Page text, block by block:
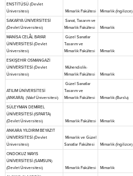
ENSTİTÜSÜ (Devlet
Üniversitesi)
Mimarlık Fakültesi Mimarlık (İngilizce)
SAKARYA ÜNİVERSİTESİ
(Devlet Üniversitesi)
Sanat, Tasarım ve
Mimarlık Fakültesi
Mimarlık
MANİSA CELÂL BAYAR
ÜNİVERSİTESİ (Devlet
Üniversitesi)
Güzel Sanatlar
Tasarım ve
Mimarlık Fakültesi
Mimarlık
ESKİŞEHİR OSMANGAZİ
ÜNİVERSİTESİ (Devlet
Üniversitesi)
Mühendislik-
Mimarlık Fakültesi
Mimarlık
ATILIM ÜNİVERSİTESİ
(ANKARA) (Vakıf Üniversitesi)
Güzel Sanatlar
Tasarım ve
Mimarlık Fakültesi
Mimarlık (Burslu)
SÜLEYMAN DEMİREL
ÜNİVERSİTESİ (ISPARTA)
(Devlet Üniversitesi)
Mimarlık Fakültesi Mimarlık
ANKARA YILDIRIM BEYAZIT
ÜNİVERSİTESİ (Devlet
Üniversitesi)
Mimarlık ve Güzel
Sanatlar Fakültesi
Mimarlık (İngilizce)
ONDOKUZ MAYIS
ÜNİVERSİTESİ (SAMSUN)
(Devlet Üniversitesi)
Mimarlık Fakültesi Mimarlık